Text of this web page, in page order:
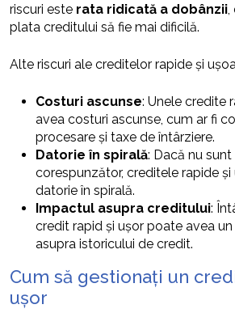
riscuri este rata ridicată a dobânzii
plata creditului să fie mai dificilă.
Alte riscuri ale creditelor rapide și
Costuri ascunse: Unele credite
avea costuri ascunse, cum ar fi
procesare și taxe de întârziere.
Datorie în spirală: Dacă nu
corespunzător, creditele rapide
datorie în spirală.
Impactul asupra creditului:
credit rapid și ușor poate avea
asupra istoricului de credit.
Cum să gestionați un
ușor